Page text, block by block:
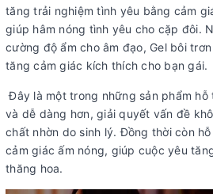
tăng trải nghiệm tình yêu bằng cảm
giúp hâm nóng tình yêu cho cặp đôi.
cường độ ẩm cho âm đạo, Gel bôi
tăng cảm giác kích thích cho bạn gái.
Đây là một trong những sản phẩm
và dễ dàng hơn, giải quyết vấn đề
chất nhờn do sinh lý. Đồng thời còn
cảm giác ấm nóng, giúp cuộc yêu
thăng hoa.